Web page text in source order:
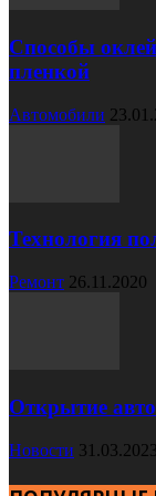
Способы
пленкой
Автомобили
Технология
Ремонт 26.11.2020
Открытие
Новости 31.03.2023